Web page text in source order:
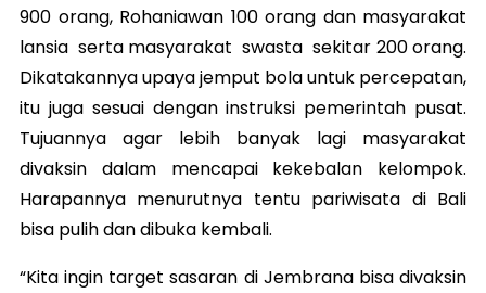
900 orang, Rohaniawan 100 orang dan masyarakat
lansia serta masyarakat swasta sekitar 200 orang.
Dikatakannya upaya jemput bola untuk percepatan,
itu juga sesuai dengan instruksi pemerintah pusat.
Tujuannya agar lebih banyak lagi masyarakat
divaksin dalam mencapai kekebalan kelompok.
Harapannya menurutnya tentu pariwisata di Bali
bisa pulih dan dibuka kembali.
“Kita ingin target sasaran di Jembrana bisa divaksin